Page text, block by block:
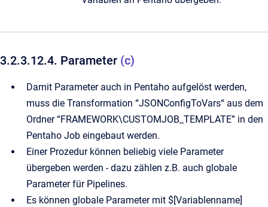
3.2.3.12.4. Parameter (c)
Damit Parameter auch in Pentaho aufgelöst werden,
muss die Transformation “JSONConfigToVars“ aus dem
Ordner “FRAMEWORK\CUSTOMJOB_TEMPLATE” in den
Pentaho Job eingebaut werden.
Einer Prozedur können beliebig viele Parameter
übergeben werden - dazu zählen z.B. auch globale
Parameter für Pipelines.
Es können globale Parameter mit $[Variablenname]